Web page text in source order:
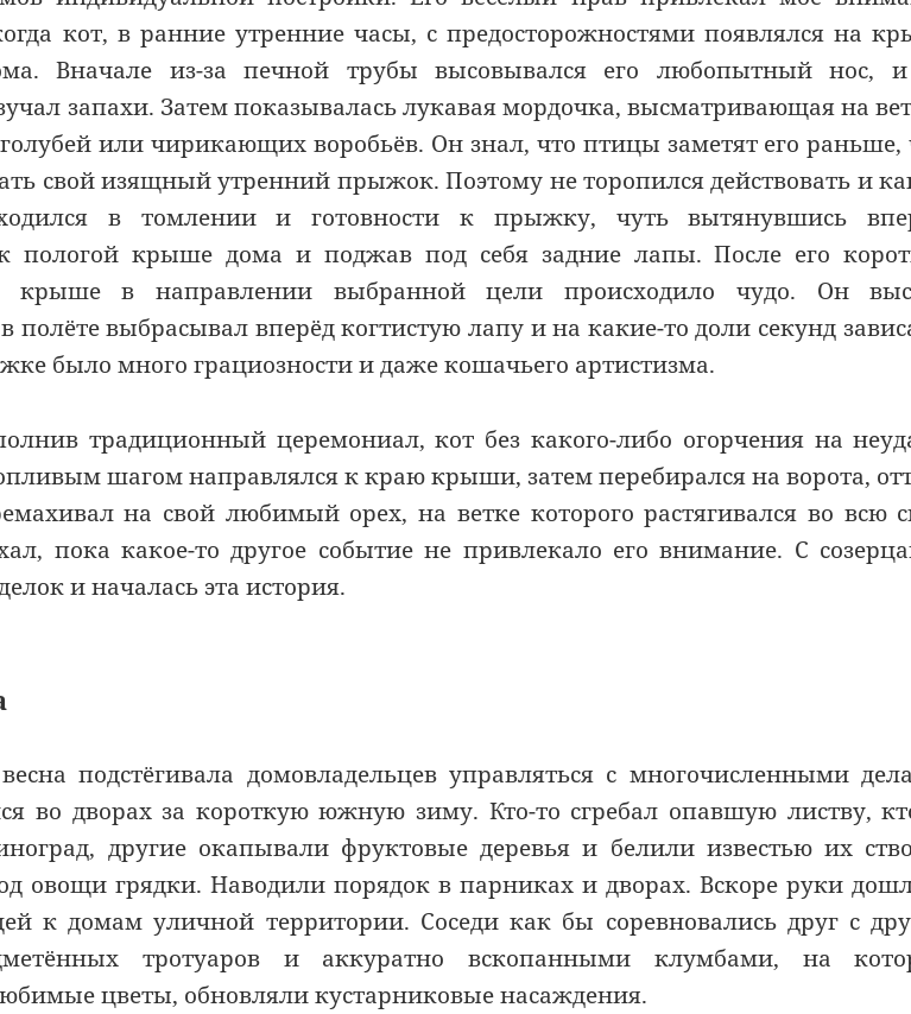
кот, в ранние утренние часы, с предосторожностями появлялся на
Вначале из-за печной трубы высовывался его любопытный нос,
запахи. Затем показывалась лукавая мордочка, высматривающая на
или чирикающих воробьёв. Он знал, что птицы заметят его раньше,
свой изящный утренний прыжок. Поэтому не торопился действовать и
в томлении и готовности к прыжку, чуть вытянувшись
пологой крыше дома и поджав под себя задние лапы. После его
крыше в направлении выбранной цели происходило чудо. Он
полёте выбрасывал вперёд когтистую лапу и на какие-то доли секунд
было много грациозности и даже кошачьего артистизма.
традиционный церемониал, кот без какого-либо огорчения на
шагом направлялся к краю крыши, затем перебирался на ворота,
на свой любимый орех, на ветке которого растягивался во всю
пока какое-то другое событие не привлекало его внимание. С
и началась эта история.
подстёгивала домовладельцев управляться с многочисленными
во дворах за короткую южную зиму. Кто-то сгребал опавшую листву,
другие окапывали фруктовые деревья и белили известью их
овощи грядки. Наводили порядок в парниках и дворах. Вскоре руки
к домам уличной территории. Соседи как бы соревновались друг с
тротуаров и аккуратно вскопанными клумбами, на
цветы, обновляли кустарниковые насаждения.